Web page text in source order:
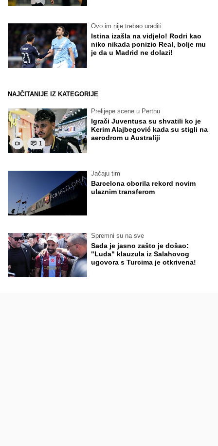
Ovo im nije trebao uraditi
Istina izašla na vidjelo! Rodri kao
niko nikada ponizio Real, bolje mu
je da u Madrid ne dolazi!
NAJČITANIJE IZ KATEGORIJE
1
Prelijepe scene u Perthu
Igrači Juventusa su shvatili ko je
Kerim Alajbegović kada su stigli na
aerodrom u Australiji
Jačaju tim
Barcelona oborila rekord novim
ulaznim transferom
Spremni su na sve
Sada je jasno zašto je došao:
"Luda" klauzula iz Salahovog
ugovora s Turcima je otkrivena!